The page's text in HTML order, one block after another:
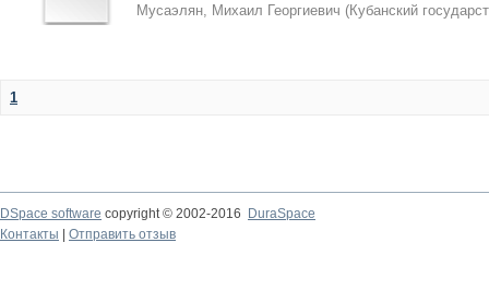
Мусаэлян, Михаил Георгиевич (Кубанский
1
DSpace software copyright © 2002-2016
DuraSpace
Контакты
Отправить отзыв